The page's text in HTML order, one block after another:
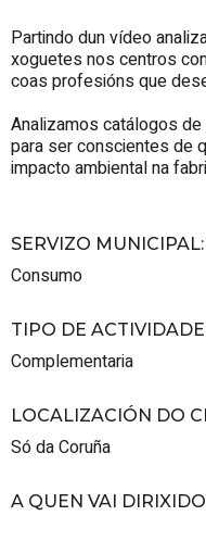
Partindo dun vídeo
xoguetes nos centros
coas profesións que
Analizamos catálogos
para ser conscientes de
impacto ambiental na
SERVIZO MUNICIPAL:
Consumo
TIPO DE ACTIVIDADE
Complementaria
LOCALIZACIÓN DO
Só da Coruña
A QUEN VAI